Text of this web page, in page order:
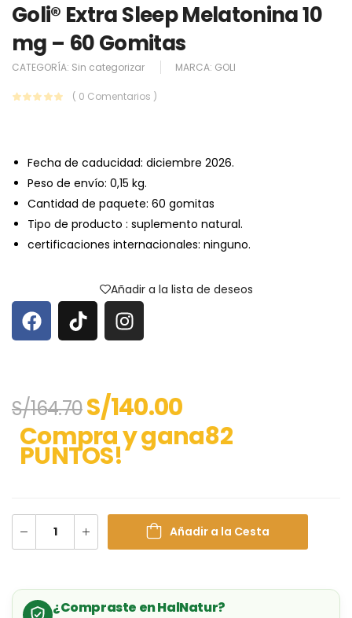
Goli® Extra Sleep Melatonina 10
mg – 60 Gomitas
CATEGORÍA: Sin categorizar MARCA: GOLI
( 0 Comentarios )
Fecha de caducidad: diciembre 2026.
Peso de envío: 0,15 kg.
Cantidad de paquete: 60 gomitas
Tipo de producto : suplemento natural.
certificaciones internacionales: ninguno.
Añadir a la lista de deseos
S/164.70S/140.00
Compra y gana82
PUNTOS!
Añadir a la Cesta
¿Compraste en HalNatur?